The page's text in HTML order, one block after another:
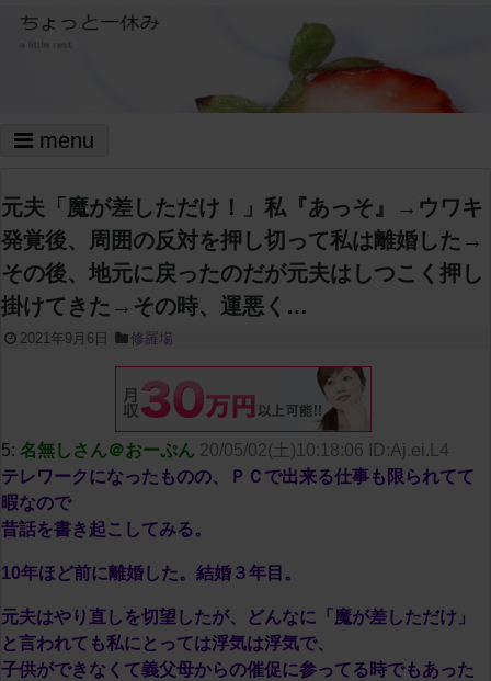
menu
元夫「魔が差しただけ！」私『あっそ』→ウワキ
発覚後、周囲の反対を押し切って私は離婚した→
その後、地元に戻ったのだが元夫はしつこく押し
掛けてきた→その時、運悪く…
2021年9月6日 修羅場
5: 名無しさん＠おーぷん 20/05/02(土)10:18:06 ID:Aj.ei.L4
テレワークになったものの、ＰＣで出来る仕事も限られてて
暇なので
昔話を書き起こしてみる。
10年ほど前に離婚した。結婚３年目。
元夫はやり直しを切望したが、どんなに「魔が差しただけ」
と言われても私にとっては浮気は浮気で、
子供ができなくて義父母からの催促に参ってる時でもあった